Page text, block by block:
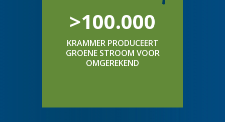
>100.000
KRAMMER PRODUCEERT
GROENE STROOM VOOR
OMGEREKEND